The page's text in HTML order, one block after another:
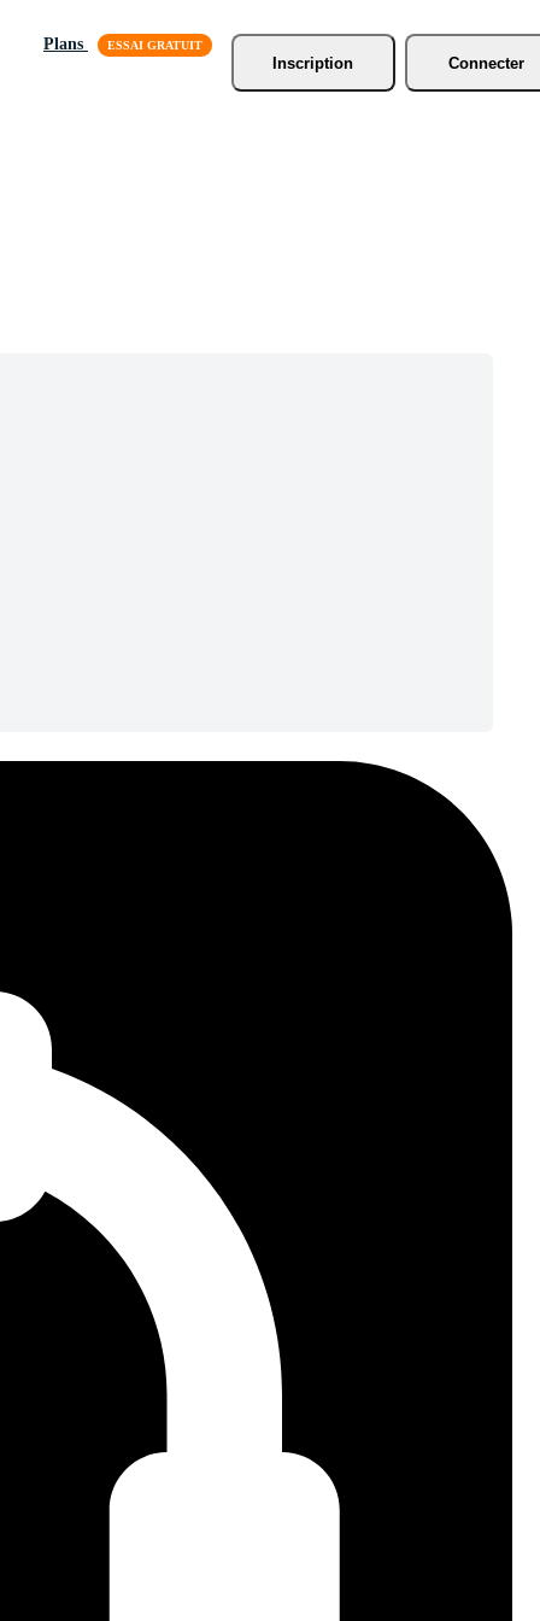
Plans
Inscription
Connecter